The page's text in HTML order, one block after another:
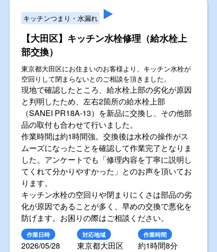
キッチンつまり・水漏れ
【大田区】キッチン水栓修理（給水栓上
部交換）
東京都大田区にお住まいのお客様より、キッチン水栓が
空回りして閉まらないとのご相談を頂きました。
現地で確認したところ、給水栓上部の劣化が原因
と判明したため、左右2箇所の給水栓上部
（SANEI PR18A-13）を新品に交換し、その他部
品の取付も合わせて行いました。
作業時間は約1時間強。交換後は水栓の操作がス
ムーズになったことを確認して作業完了となりま
した。アンケートでも「修理内容を丁寧に説明し
てくれて分かりやすかった」とのお声を頂いてお
ります。
キッチン水栓の空回りや閉まりにくさは部品の劣
化が原因であることが多く、早めの交換で悪化を
防げます。お困りの際はご相談ください。
作業日時
2026/05/28
対応地域
東京都大田区
作業時間
約1時間8分